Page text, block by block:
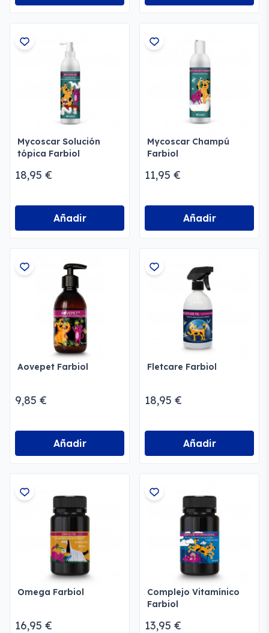
Mycoscar Solución
tópica Farbiol
18,95 €
Añadir
Mycoscar Champú
Farbiol
11,95 €
Añadir
Aovepet Farbiol
9,85 €
Añadir
Fletcare Farbiol
18,95 €
Añadir
Omega Farbiol
16,95 €
Complejo Vitamínico
Farbiol
13,95 €